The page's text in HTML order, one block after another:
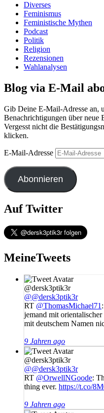
Diverses
Feminismus
Feministische Mythen
Podcast
Politik
Religion
Rezensionen
Wahlanalysen
Blog via E-Mail
Gib Deine E-Mail-Adresse an,
Benachrichtigungen über neue
Vergesst nicht die
klicken.
E-Mail-Adresse
Abonnieren
Auf Twitter
MeineTweets
@dersk3ptik3r
@@dersk3ptik3r
RT @ThomasMichael71
jemand mit
mit deutschem Namen
9 Jahren ago
@dersk3ptik3r
@@dersk3ptik3r
RT @OrwellNGoode:
thing ever. https://t.co/
9 Jahren ago